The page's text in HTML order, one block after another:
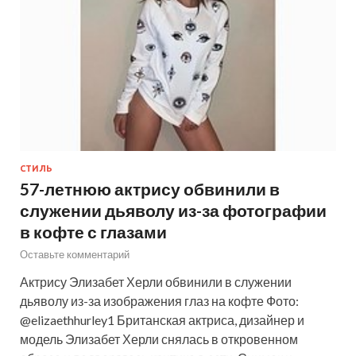
СТИЛЬ
57-летнюю актрису обвинили в
служении дьяволу из-за фотографии
в кофте с глазами
Оставьте комментарий
Актрису Элизабет Херли обвинили в служении
дьяволу из-за изображения глаз на кофте Фото:
@elizaethhurley1 Британская актриса, дизайнер и
модель Элизабет Херли снялась в откровенном